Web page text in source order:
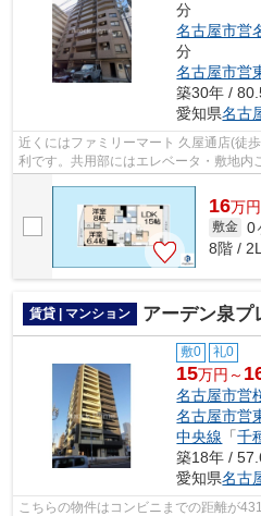
分
名古屋市営
分
名古屋市営
築30年 /
愛知県名古
近くにはファミリーマート 久屋通店(徒
利です。共用部にはエレベータ・敷地内
16万円
敷金 0
8階 /
賃貸 | マンション アーデン泉プ
敷0 礼0
15万円～
名古屋市営
名古屋市営
中央線 「千
築18年 /
愛知県名古
こちらの物件はコンビニまでの距離が